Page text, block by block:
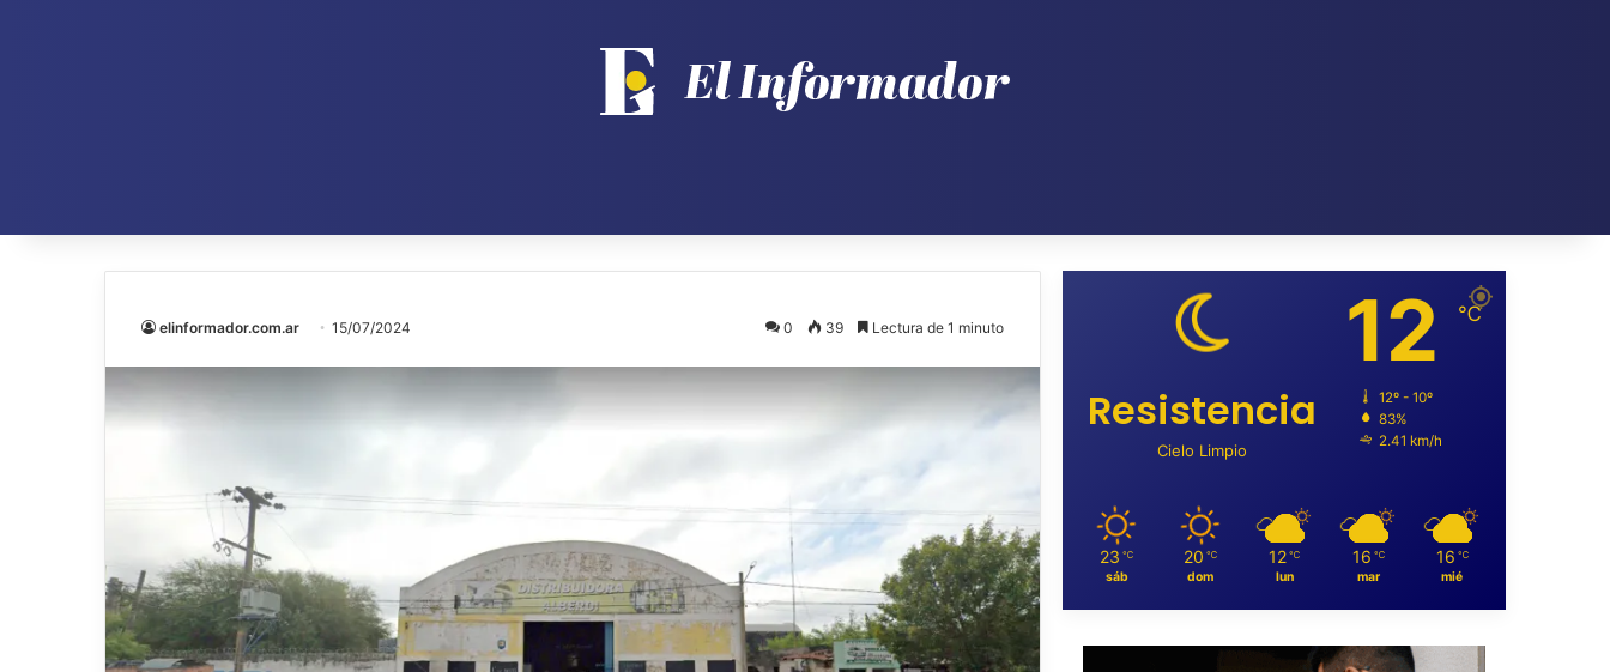
elinformador.com.ar 15/07/2024 0 39 Lectura de 1 minuto
Resistencia
Cielo Limpio
12 ℃
12º - 10º
83%
2.41 km/h
23 ℃
sáb
20 ℃
dom
12 ℃
lun
16 ℃
mar
16 ℃
mié